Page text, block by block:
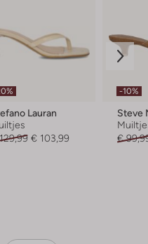
Lauran
€ 103,99
-10%
Steve
€